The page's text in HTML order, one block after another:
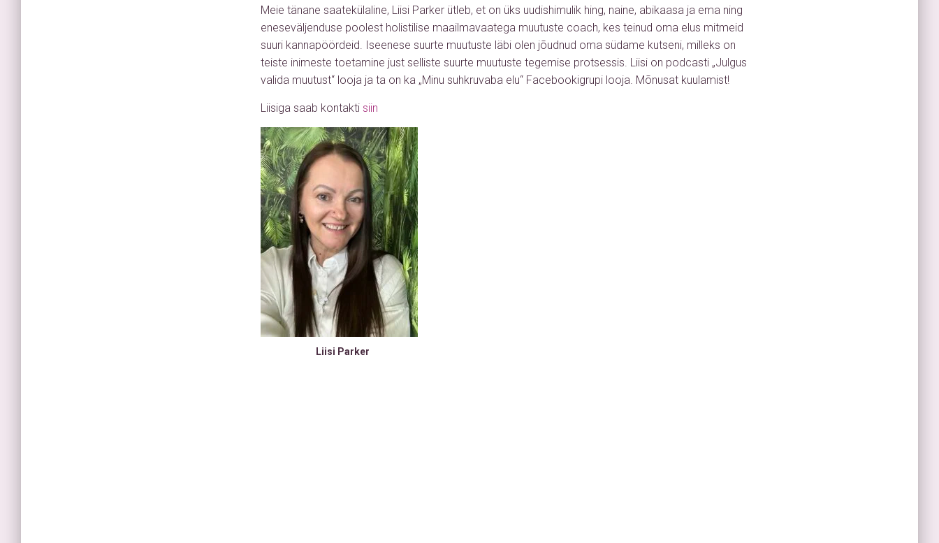
Meie tänane saatekülaline, Liisi Parker ütleb, et on üks uudishimulik hing, naine, abikaasa ja ema ning
eneseväljenduse poolest holistilise maailmavaatega muutuste coach, kes teinud oma elus mitmeid
suuri kannapöördeid. Iseenese suurte muutuste läbi olen jõudnud oma südame kutseni, milleks on
teiste inimeste toetamine just selliste suurte muutuste tegemise protsessis. Liisi on podcasti „Julgus
valida muutust“ looja ja ta on ka „Minu suhkruvaba elu“ Facebookigrupi looja. Mõnusat kuulamist!
Liisiga saab kontakti siin
Liisi Parker